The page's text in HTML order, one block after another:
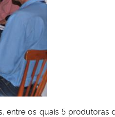
entre os quais 5 produtoras